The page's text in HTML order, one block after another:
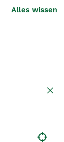
Alles wissen